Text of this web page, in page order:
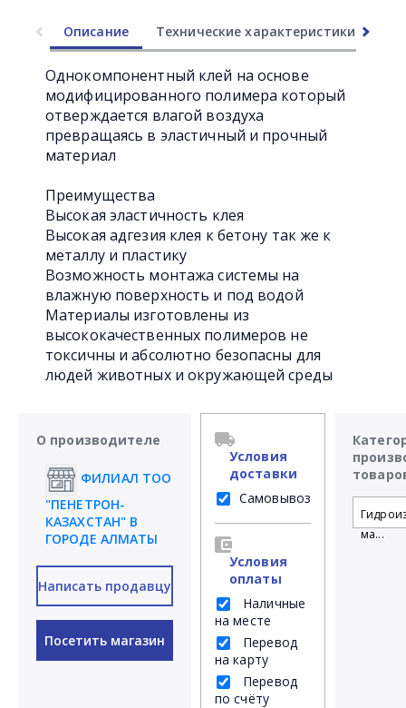
Описание Технические характеристики
Однокомпонентный клей на основе
модифицированного полимера который
отверждается влагой воздуха
превращаясь в эластичный и прочный
материал
Преимущества
Высокая эластичность клея
Высокая адгезия клея к бетону так же к
металлу и пластику
Возможность монтажа системы на
влажную поверхность и под водой
Материалы изготовлены из
высококачественных полимеров не
токсичны и абсолютно безопасны для
людей животных и окружающей среды
О производителе
ФИЛИАЛ ТОО
"ПЕНЕТРОН-
КАЗАХСТАН" В
ГОРОДЕ АЛМАТЫ
Написать продавцу
Посетить магазин
Условия
доставки
Самовывоз
Условия
оплаты
Наличные
на месте
Перевод
на карту
Перевод
по счёту
ма...